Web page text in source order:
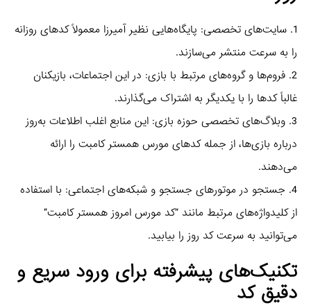
1. سایت‌های تخصصی: پایگاه‌هایی نظیر آمیرزا معمولاً کدهای روزانه
را به سرعت منتشر می‌سازند.
2. فروم‌ها و گروه‌های مرتبط با بازی: در این اجتماعات، بازیکنان
غالباً کدها را با یکدیگر به اشتراک می‌گذارند.
3. وبلاگ‌های تخصصی حوزه بازی: این منابع اغلب اطلاعات به‌روز
درباره بازی‌ها، از جمله کدهای مورس همستر کامبت را ارائه
می‌دهند.
4. جستجو در موتورهای جستجو و شبکه‌های اجتماعی: با استفاده
از کلیدواژه‌های مرتبط مانند “کد مورس امروز همستر کامبت”
می‌توانید به سرعت کد روز را بیابید.
تکنیک‌های پیشرفته برای ورود سریع و
دقیق کد